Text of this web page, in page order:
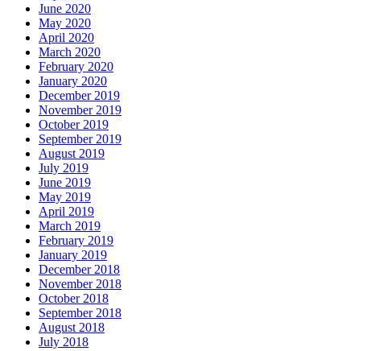
June 2020
May 2020
April 2020
March 2020
February 2020
January 2020
December 2019
November 2019
October 2019
September 2019
August 2019
July 2019
June 2019
May 2019
April 2019
March 2019
February 2019
January 2019
December 2018
November 2018
October 2018
September 2018
August 2018
July 2018